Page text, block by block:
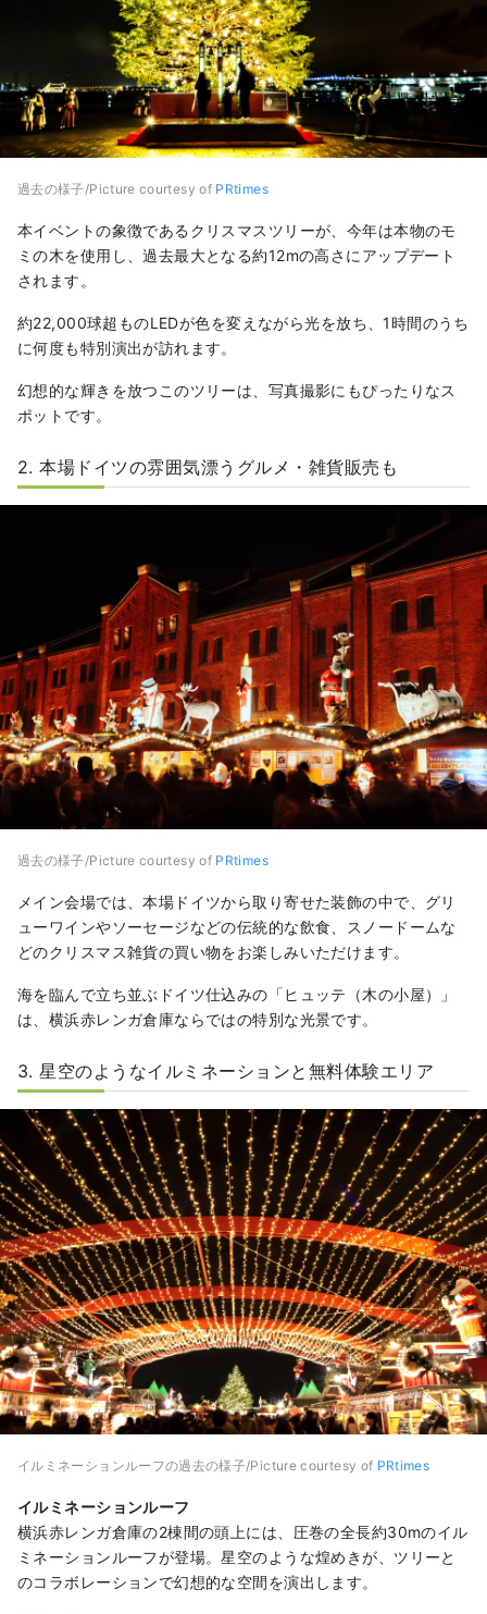
過去の様子/Picture courtesy of PRtimes
本イベントの象徴であるクリスマスツリーが、今年は本物のモ
ミの木を使用し、過去最大となる約12mの高さにアップデート
されます。
約22,000球超ものLEDが色を変えながら光を放ち、1時間のうち
に何度も特別演出が訪れます。
幻想的な輝きを放つこのツリーは、写真撮影にもぴったりなス
ポットです。
2. 本場ドイツの雰囲気漂うグルメ・雑貨販売も
過去の様子/Picture courtesy of PRtimes
メイン会場では、本場ドイツから取り寄せた装飾の中で、グリ
ューワインやソーセージなどの伝統的な飲食、スノードームな
どのクリスマス雑貨の買い物をお楽しみいただけます。
海を臨んで立ち並ぶドイツ仕込みの「ヒュッテ（木の小屋）」
は、横浜赤レンガ倉庫ならではの特別な光景です。
3. 星空のようなイルミネーションと無料体験エリア
イルミネーションルーフの過去の様子/Picture courtesy of PRtimes
イルミネーションルーフ
横浜赤レンガ倉庫の2棟間の頭上には、圧巻の全長約30mのイル
ミネーションルーフが登場。星空のような煌めきが、ツリーと
のコラボレーションで幻想的な空間を演出します。